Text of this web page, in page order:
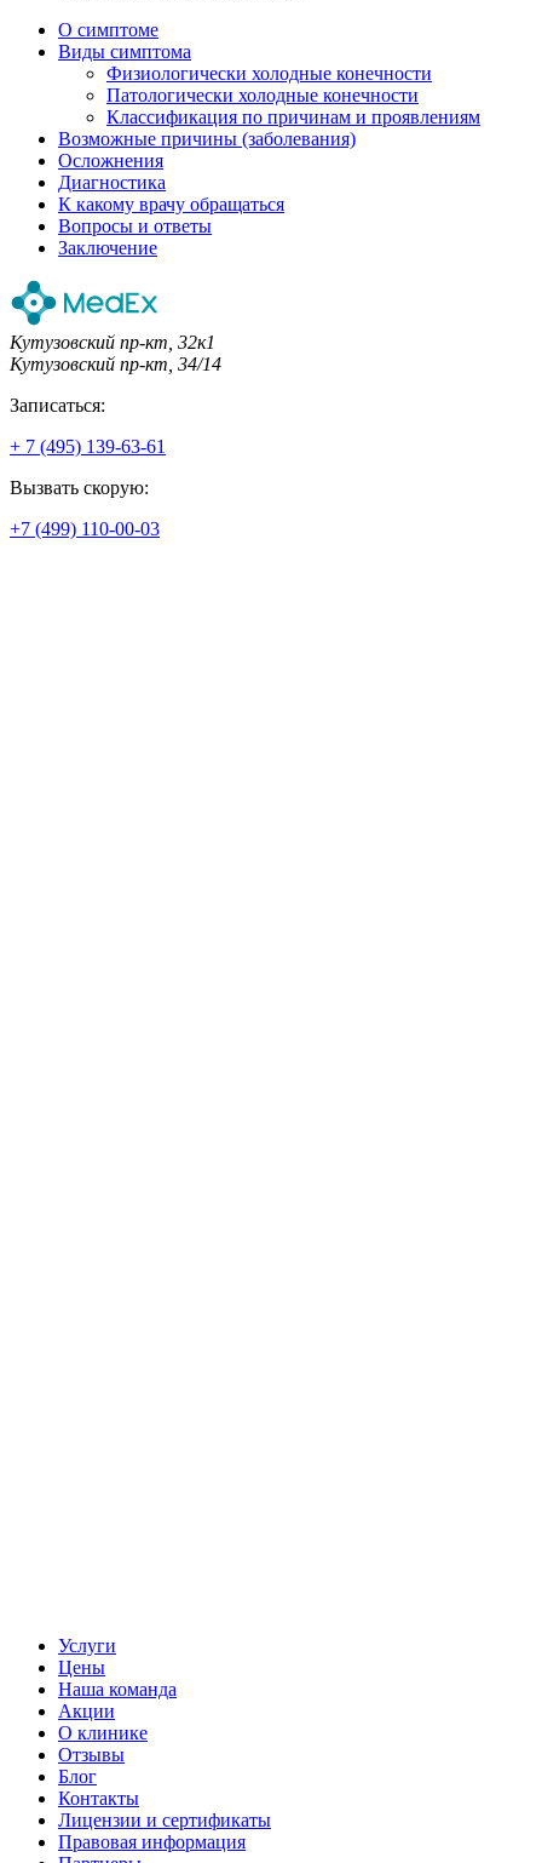
О симптоме
Виды симптома
Физиологически холодные конечности
Патологически холодные конечности
Классификация по причинам и проявлениям
Возможные причины (заболевания)
Осложнения
Диагностика
К какому врачу обращаться
Вопросы и ответы
Заключение
Кутузовский пр-кт, 32к1
Кутузовский пр-кт, 34/14
Записаться:
+ 7 (495) 139-63-61
Вызвать скорую:
+7 (499) 110-00-03
Услуги
Цены
Наша команда
Акции
О клинике
Отзывы
Блог
Контакты
Лицензии и сертификаты
Правовая информация